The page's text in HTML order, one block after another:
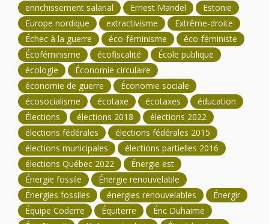
enrichissement salarial
Ernest Mandel
Estonie
Europe nordique
extractivisme
Extrême-droite
Échec à la guerre
éco-féminisme
éco-féministe
Écoféminisme
écofiscalité
École publique
écologie
Économie circulaire
économie de guerre
Économie sociale
écosocialisme
écotaxe écotaxes
éducation
Élections
élections 2018
élections 2022
élections fédérales
élections fédérales 2015
élections municipales
élections partielles 2016
élections Québec 2022
Énergie est
Énergie fossile
Énergie renouvelable
Énergies fossiles
énergies renouvelables
Énergir
Équipe Coderre
Équiterre
Éric Duhaime